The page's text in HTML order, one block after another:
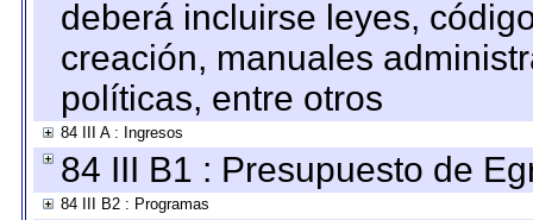
deberá incluirse leyes,
creación, manuales
políticas, entre otros
84 III A : Ingresos
84 III B1 : Presupuesto de
84 III B2 : Programas